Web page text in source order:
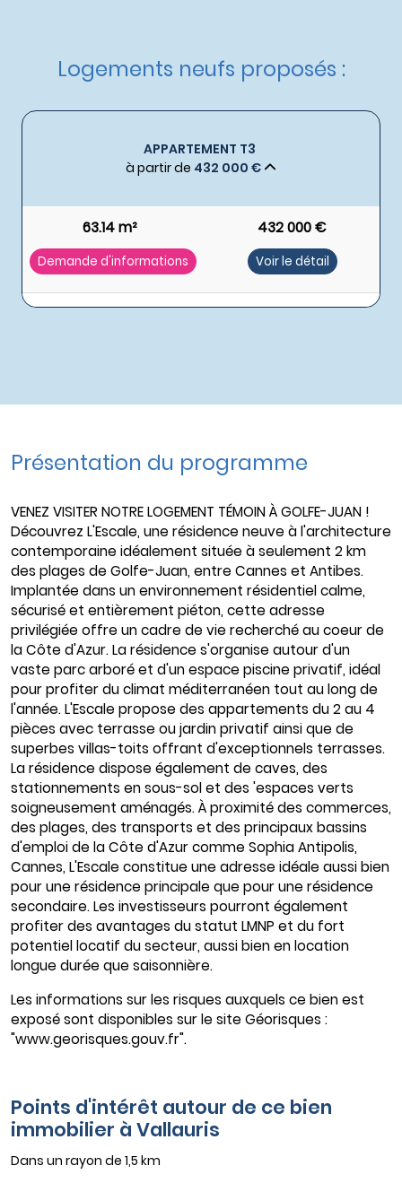
Logements neufs proposés :
APPARTEMENT T3
à partir de 432 000 €
63.14 m² 432 000 €
Demande d'informations Voir le détail
Présentation du programme
VENEZ VISITER NOTRE LOGEMENT TÉMOIN À GOLFE-JUAN !
Découvrez L'Escale, une résidence neuve à l'architecture
contemporaine idéalement située à seulement 2 km
des plages de Golfe-Juan, entre Cannes et Antibes.
Implantée dans un environnement résidentiel calme,
sécurisé et entièrement piéton, cette adresse
privilégiée offre un cadre de vie recherché au coeur de
la Côte d'Azur. La résidence s'organise autour d'un
vaste parc arboré et d'un espace piscine privatif, idéal
pour profiter du climat méditerranéen tout au long de
l'année. L'Escale propose des appartements du 2 au 4
pièces avec terrasse ou jardin privatif ainsi que de
superbes villas-toits offrant d'exceptionnels terrasses.
La résidence dispose également de caves, des
stationnements en sous-sol et des 'espaces verts
soigneusement aménagés. À proximité des commerces,
des plages, des transports et des principaux bassins
d'emploi de la Côte d'Azur comme Sophia Antipolis,
Cannes, L'Escale constitue une adresse idéale aussi bien
pour une résidence principale que pour une résidence
secondaire. Les investisseurs pourront également
profiter des avantages du statut LMNP et du fort
potentiel locatif du secteur, aussi bien en location
longue durée que saisonnière.
Les informations sur les risques auxquels ce bien est
exposé sont disponibles sur le site Géorisques :
"www.georisques.gouv.fr".
Points d'intérêt autour de ce bien
immobilier à Vallauris
Dans un rayon de 1,5 km